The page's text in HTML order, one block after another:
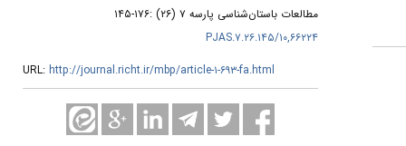
مطالعات باستان‌شناسی پارسه ۷ (۲۶) :۱۷۶-۱۴۵
۱۰,۶۶۲۲۴/PJAS.۷.۲۶.۱۴۵
URL: http://journal.richt.ir/mbp/article-۱-۶۹۳-fa.html